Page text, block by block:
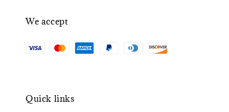
We accept
Quick links